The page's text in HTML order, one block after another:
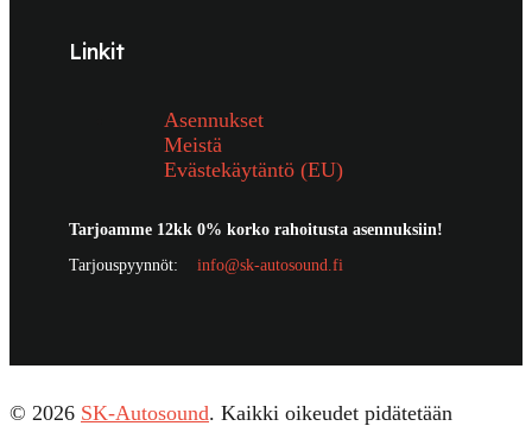
Linkit
Asennukset
Meistä
Evästekäytäntö (EU)
Tarjoamme 12kk 0% korko rahoitusta asennuksiin!
Tarjouspyynnöt: info@sk-autosound.fi
© 2026 SK-Autosound. Kaikki oikeudet pidätetään